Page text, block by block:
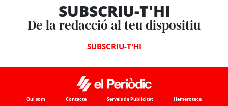
SUBSCRIU-T'HI
De la redacció al teu dispositiu
SUBSCRIU-T'HI
Qui som Contacte Serveis de Publicitat Hemeroteca